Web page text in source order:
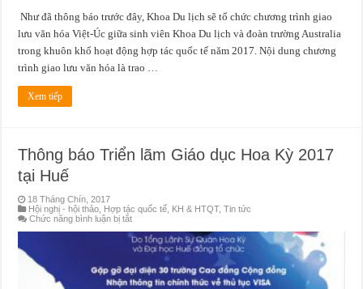
Như đã thông báo trước đây, Khoa Du lịch sẽ tổ chức chương trình giao
lưu văn hóa Việt-Úc giữa sinh viên Khoa Du lịch và đoàn trường Australia
trong khuôn khổ hoạt động hợp tác quốc tế năm 2017. Nội dung chương
trình giao lưu văn hóa là trao …
Xem tiếp
Thông báo Triển lãm Giáo dục Hoa Kỳ 2017
tại Huế
18 Tháng Chín, 2017
Hội nghị - hội thảo
Hợp tác quốc tế KH & HTQT,Tin tức
Chức năng bình luận bị tắtở
báo
Triển
Giáo
dục
Hoa